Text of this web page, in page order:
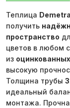
Теплица Demetra
получить
пространство
цветов в любом
из
высокую
Толщина трубы
идеальный
монтажа.